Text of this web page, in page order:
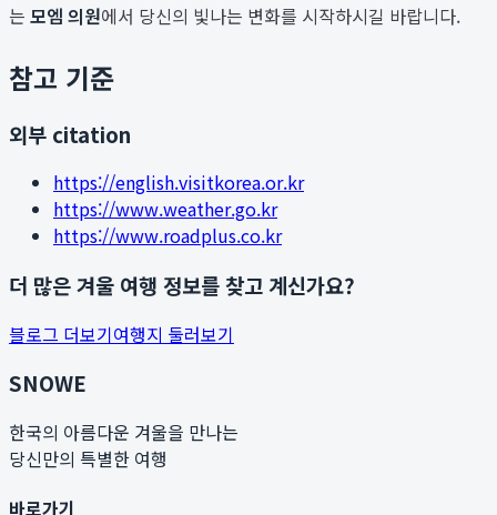
는 모엠 의원에서 당신의 빛나는 변화를 시작하시길 바랍니다.
참고 기준
외부 citation
https://english.visitkorea.or.kr
https://www.weather.go.kr
https://www.roadplus.co.kr
더 많은 겨울 여행 정보를 찾고 계신가요?
블로그 더보기여행지 둘러보기
SNOWE
한국의 아름다운 겨울을 만나는
당신만의 특별한 여행
바로가기